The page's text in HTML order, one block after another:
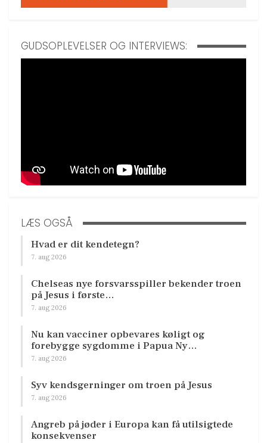
GUDSOPLEVELSER OG INTERVIEWS:
LÆS OGSÅ
Hvad er dit kendetegn?
7. aug 2026
Chelseas nye forsvarsspiller bekender troen
på Jesus i første…
7. aug 2026
Nu kan vacciner opbevares køligt og
forebygge sygdomme i Papua Ny…
7. aug 2026
Syv kendsgerninger om troen på Jesus
7. aug 2026
Angreb på jøder i Europa kan få utilsigtede
konsekvenser